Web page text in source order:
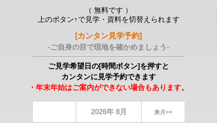
（ 無料です ）
上のボタン↑で見学・資料を切替えられます
[カンタン見学予約]
-ご自身の目で現地を確かめましょう-
ご見学希望日の[時間ボタン]を押すと
カンタンに見学予約できます
・年末年始はご案内ができない場合もあります。
2026年 8月 来月>>